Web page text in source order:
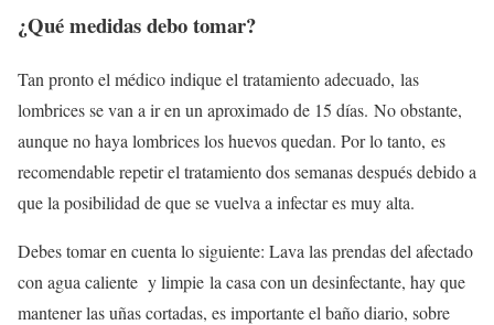
¿Qué medidas debo tomar?
Tan pronto el médico indique el tratamiento adecuado, las
lombrices se van a ir en un aproximado de 15 días. No obstante,
aunque no haya lombrices los huevos quedan. Por lo tanto, es
recomendable repetir el tratamiento dos semanas después debido a
que la posibilidad de que se vuelva a infectar es muy alta.
Debes tomar en cuenta lo siguiente: Lava las prendas del afectado
con agua caliente y limpie la casa con un desinfectante, hay que
mantener las uñas cortadas, es importante el baño diario, sobre